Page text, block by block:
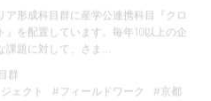
形成科目群に産学公連携科目『クロ
』を配置しています。毎年10以上の企
課題に対して、さま…
群
ェクト
#フィールドワーク
#京都